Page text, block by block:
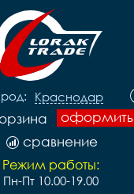
Краснодар
оформить
сравнение
Режим работы:
Пн-Пт 10.00-19.00